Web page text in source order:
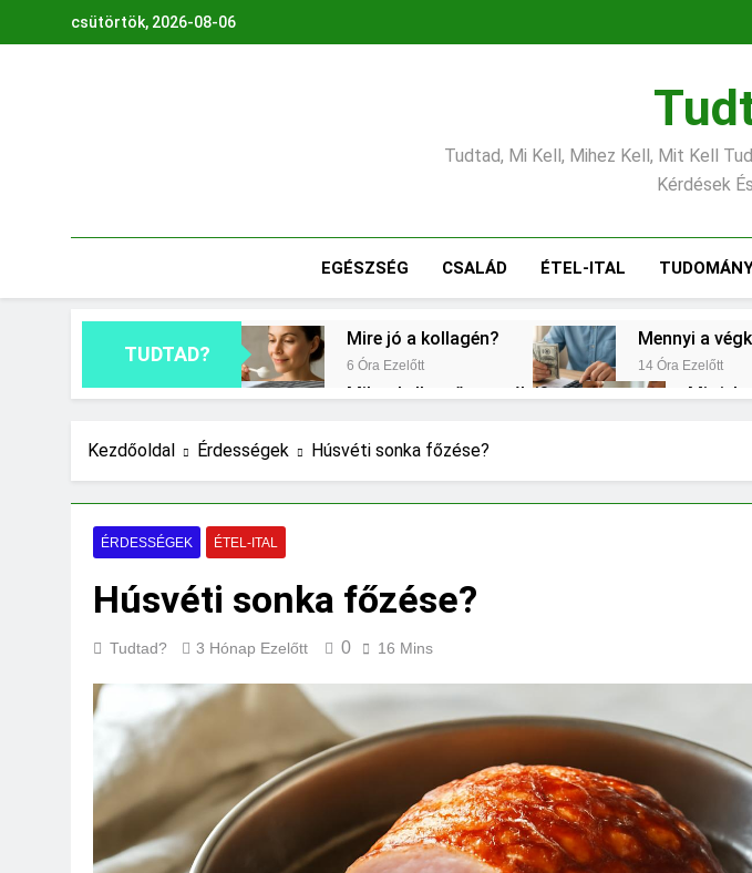
csütörtök, 2026-08-06
Tudtad, Mi Kell, Mihez Kell, Mit Kell
Kérdések
EGÉSZSÉG CSALÁD ÉTEL-ITAL
TUDTAD?
Mire jó a kollagén?
6 Óra Ezelőtt
Mennyi a
14 Óra Ezelőtt
Mikor kell tetőt cserélni? Mit
Milyen fűtést érdemes választani?
Mi kell az eredetiségvizsgálathoz?
3 Nap Ezelőtt
Kezdőoldal Érdességek Húsvéti sonka főzése?
ÉRDESSÉGEK ÉTEL-ITAL
Húsvéti sonka főzése?
Tudtad? 3 Hónap Ezelőtt 0 16 Mins